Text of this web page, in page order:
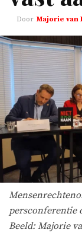
Majorie van
persconferentie
Beeld: Majorie